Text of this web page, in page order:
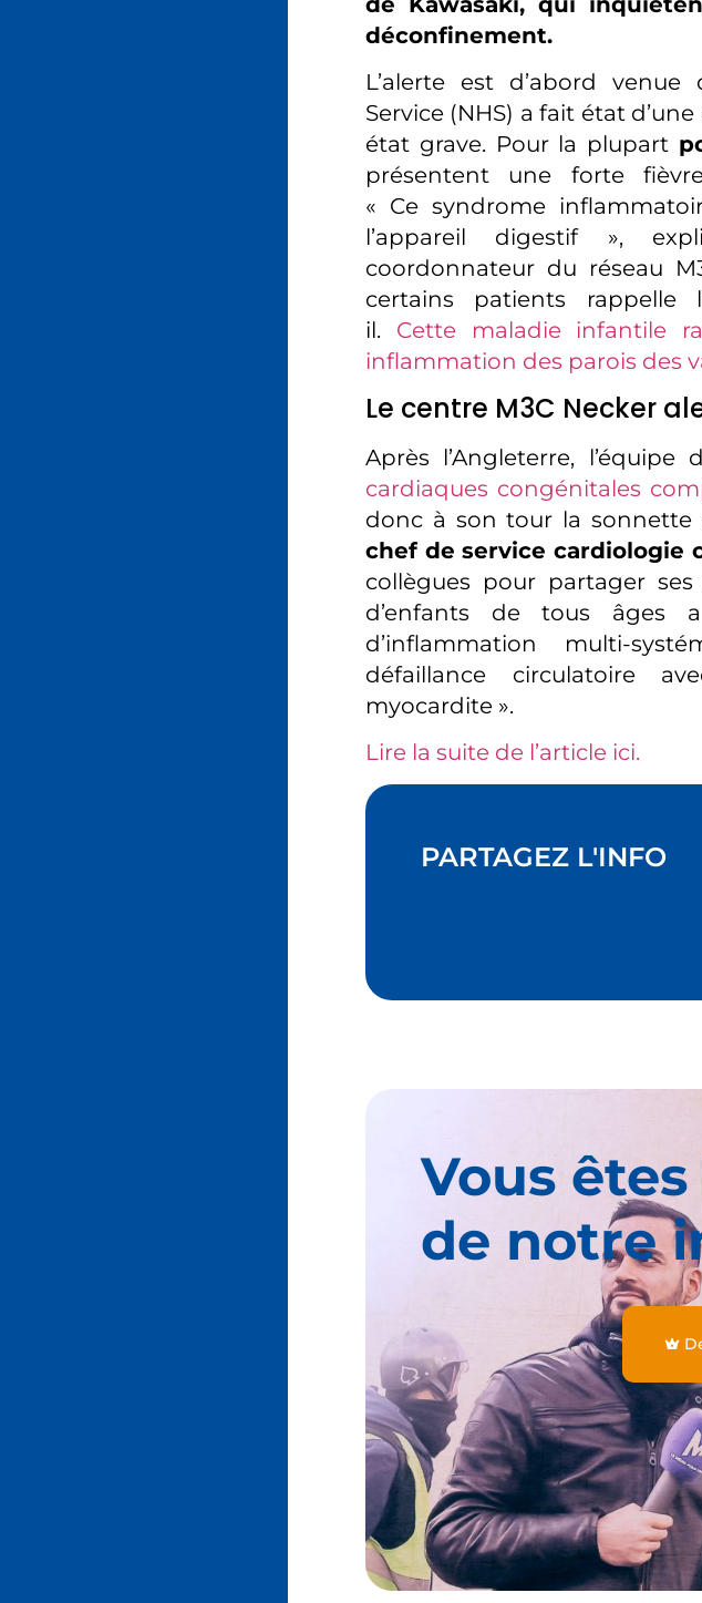
déconfinement.
L’alerte est d’abord venue
Service (NHS) a fait état
état grave. Pour la plupart
présentent une forte
« Ce syndrome
l’appareil digestif »,
coordonnateur du réseau
certains patients
il. Cette maladie infantile
inflammation des parois des
Le centre M3C Necker
Après l’Angleterre, l’équipe
cardiaques congénitales
donc à son tour la sonnette
chef de service cardiologie
collègues pour partager
d’enfants de tous âges
d’inflammation multi-
défaillance circulatoire
myocardite ».
Lire la suite de l’article ici.
PARTAGEZ L'INFO
Vous
de notre